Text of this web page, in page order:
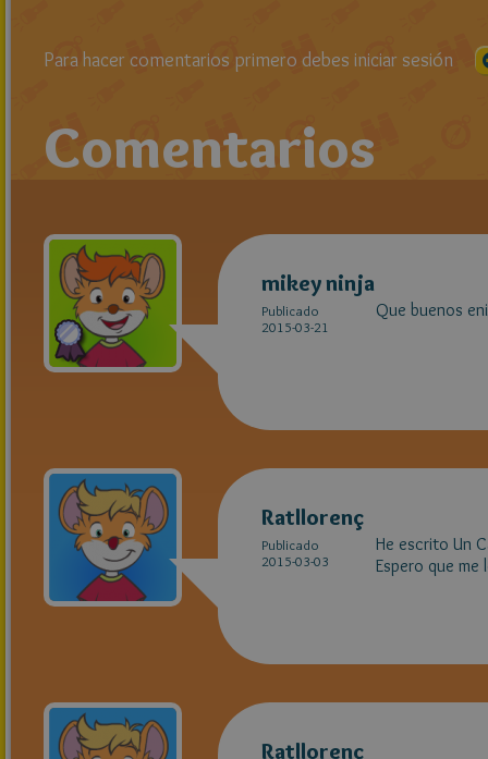
Para hacer comentarios primero debes iniciar sesión
Comentarios
mikey ninja
Publicado
2015-03-21
Que buenos
Ratllorenç
Publicado
2015-03-03
He escrito Un
Espero que me
Ratllorenç